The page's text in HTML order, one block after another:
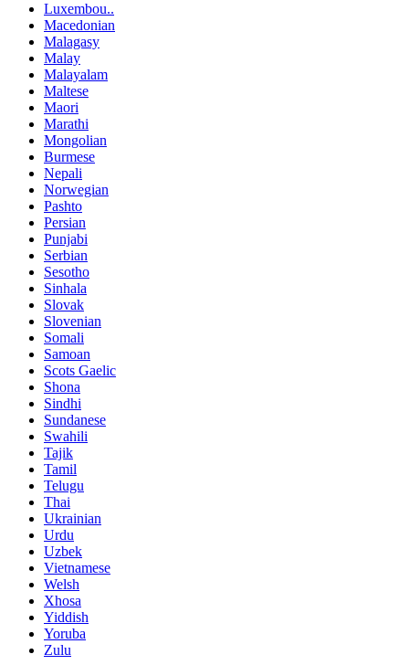
Luxembou..
Macedonian
Malagasy
Malay
Malayalam
Maltese
Maori
Marathi
Mongolian
Burmese
Nepali
Norwegian
Pashto
Persian
Punjabi
Serbian
Sesotho
Sinhala
Slovak
Slovenian
Somali
Samoan
Scots Gaelic
Shona
Sindhi
Sundanese
Swahili
Tajik
Tamil
Telugu
Thai
Ukrainian
Urdu
Uzbek
Vietnamese
Welsh
Xhosa
Yiddish
Yoruba
Zulu